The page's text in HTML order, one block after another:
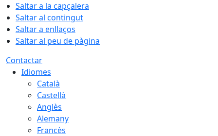
Saltar a la capçalera
Saltar al contingut
Saltar a enllaços
Saltar al peu de pàgina
Contactar
Idiomes
Català
Castellà
Anglès
Alemany
Francès